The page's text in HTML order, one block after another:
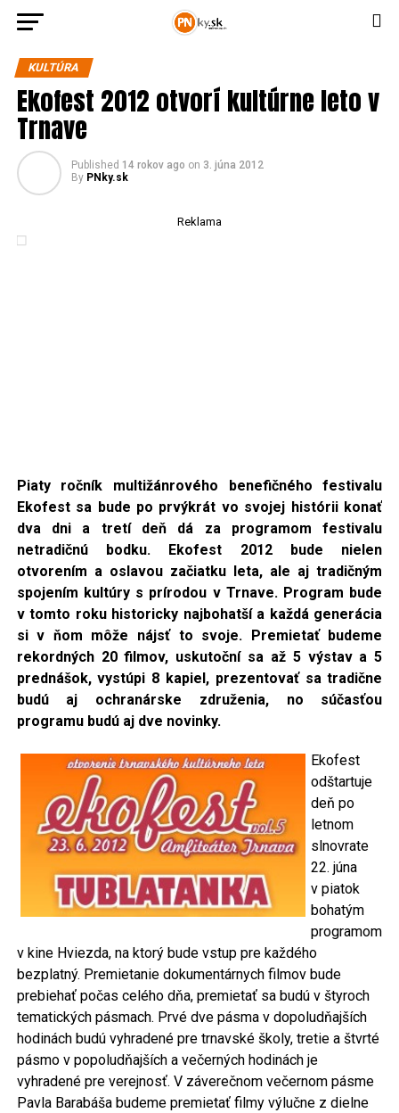
KULTÚRA
Ekofest 2012 otvorí kultúrne leto v
Trnave
Published 14 rokov ago on 3. júna 2012
By PNky.sk
Reklama
Piaty ročník multižánrového benefičného festivalu
Ekofest sa bude po prvýkrát vo svojej histórii konať
dva dni a tretí deň dá za programom festivalu
netradičnú bodku. Ekofest 2012 bude nielen
otvorením a oslavou začiatku leta, ale aj tradičným
spojením kultúry s prírodou v Trnave. Program bude
v tomto roku historicky najbohatší a každá generácia
si v ňom môže nájsť to svoje. Premietať budeme
rekordných 20 filmov, uskutoční sa až 5 výstav a 5
prednášok, vystúpi 8 kapiel, prezentovať sa tradične
budú aj ochranárske združenia, no súčasťou
programu budú aj dve novinky.
Ekofest
odštartuje
deň po
letnom
slnovrate
22. júna
v piatok
bohatým
programom
v kine Hviezda, na ktorý bude vstup pre každého
bezplatný. Premietanie dokumentárnych filmov bude
prebiehať počas celého dňa, premietať sa budú v štyroch
tematických pásmach. Prvé dve pásma v dopoludňajších
hodinách budú vyhradené pre trnavské školy, tretie a štvrté
pásmo v popoludňajších a večerných hodinách je
vyhradené pre verejnosť. V záverečnom večernom pásme
Pavla Barabáša budeme premietať filmy výlučne z dielne